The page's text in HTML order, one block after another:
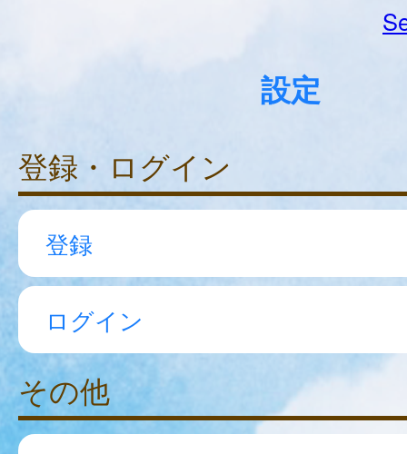
設定
登録・ログイン
登録
ログイン
その他